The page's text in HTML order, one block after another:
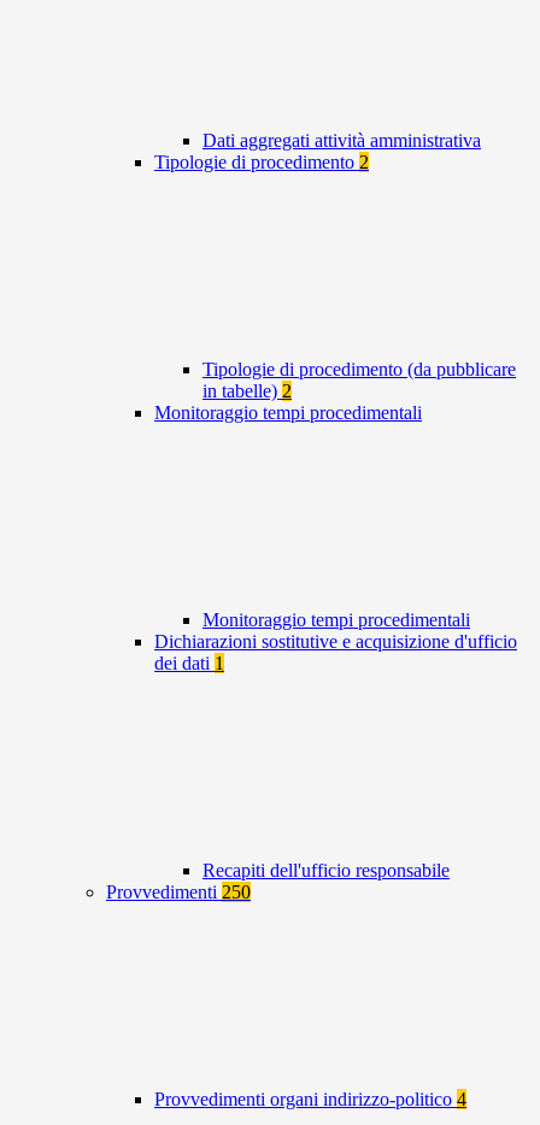
Dati aggregati attività amministrativa
Tipologie di procedimento 2
Tipologie di procedimento (da pubblicare
in tabelle) 2
Monitoraggio tempi procedimentali
Monitoraggio tempi procedimentali
Dichiarazioni sostitutive e acquisizione d'ufficio
dei dati 1
Recapiti dell'ufficio responsabile
Provvedimenti 250
Provvedimenti organi indirizzo-politico 4